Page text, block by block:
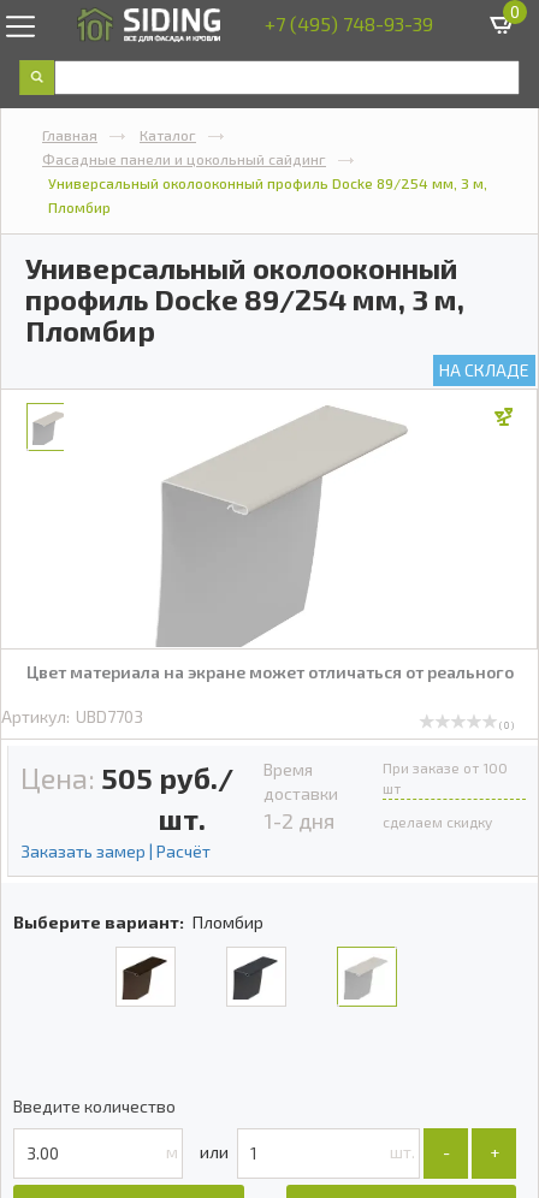
+7 (495) 748-93-39 0
Главная
Каталог
Фасадные панели и цокольный сайдинг
Универсальный околооконный профиль Docke 89/254 мм, 3 м,
Пломбир
Универсальный околооконный
профиль Docke 89/254 мм, 3 м,
Пломбир
НА СКЛАДЕ
Цвет материала на экране может отличаться от реального
Артикул: UBD7703 ( 0 )
Цена: 505 руб./
шт.
Заказать замер | Расчёт
Время
доставки
1-2 дня
При заказе от 100
шт
сделаем скидку
Выберите вариант: Пломбир
Введите количество
м шт. +
-